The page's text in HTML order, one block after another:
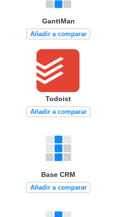
GanttMan
Añadir a comparar
Todoist
Añadir a comparar
Base CRM
Añadir a comparar